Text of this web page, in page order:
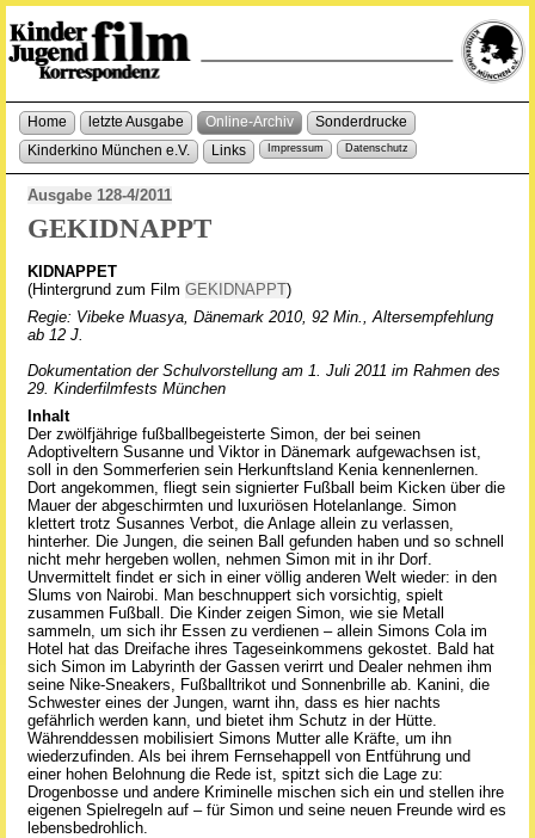
Home letzte Ausgabe Online-Archiv
Sonderdrucke
Kinderkino München e.V.
Links Impressum Datenschutz
Ausgabe 128-4/2011
GEKIDNAPPT
KIDNAPPET
(Hintergrund zum Film GEKIDNAPPT)
Regie: Vibeke Muasya, Dänemark 2010, 92 Min., Altersempfehlung
ab 12 J.
Dokumentation der Schulvorstellung am 1. Juli 2011 im Rahmen des
29. Kinderfilmfests München
Inhalt
Der zwölfjährige fußballbegeisterte Simon, der bei seinen
Adoptiveltern Susanne und Viktor in Dänemark aufgewachsen ist,
soll in den Sommerferien sein Herkunftsland Kenia kennenlernen.
Dort angekommen, fliegt sein signierter Fußball beim Kicken über die
Mauer der abgeschirmten und luxuriösen Hotelanlange. Simon
klettert trotz Susannes Verbot, die Anlage allein zu verlassen,
hinterher. Die Jungen, die seinen Ball gefunden haben und so schnell
nicht mehr hergeben wollen, nehmen Simon mit in ihr Dorf.
Unvermittelt findet er sich in einer völlig anderen Welt wieder: in den
Slums von Nairobi. Man beschnuppert sich vorsichtig, spielt
zusammen Fußball. Die Kinder zeigen Simon, wie sie Metall
sammeln, um sich ihr Essen zu verdienen – allein Simons Cola im
Hotel hat das Dreifache ihres Tageseinkommens gekostet. Bald hat
sich Simon im Labyrinth der Gassen verirrt und Dealer nehmen ihm
seine Nike-Sneakers, Fußballtrikot und Sonnenbrille ab. Kanini, die
Schwester eines der Jungen, warnt ihn, dass es hier nachts
gefährlich werden kann, und bietet ihm Schutz in der Hütte.
Währenddessen mobilisiert Simons Mutter alle Kräfte, um ihn
wiederzufinden. Als bei ihrem Fernsehappell von Entführung und
einer hohen Belohnung die Rede ist, spitzt sich die Lage zu:
Drogenbosse und andere Kriminelle mischen sich ein und stellen ihre
eigenen Spielregeln auf – für Simon und seine neuen Freunde wird es
lebensbedrohlich.